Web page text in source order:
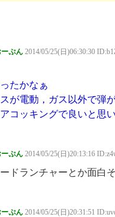
ぷん 2014/05/25(日)06:30:30
たかなぁ
が電動，ガス以外で弾
コッキングで良いと思
ぷん 2014/05/25(日)20:13:16
ドランチャーとか面白
ぷん 2014/05/25(日)20:31:51